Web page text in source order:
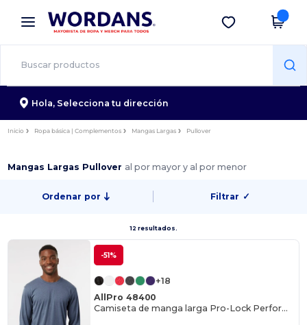
× App de Wordans
¡Mejores precios en app!
Descargar app
Hola, Selecciona tu dirección
Inicio Ropa básica | Complementos Mangas Largas Pullover
Mangas Largas Pullover al por mayor y al por menor
Ordenar por Filtrar ✓
12 resultados.
-51%
+18
AllPro 48400
Camiseta de manga larga Pro-Lock Performance